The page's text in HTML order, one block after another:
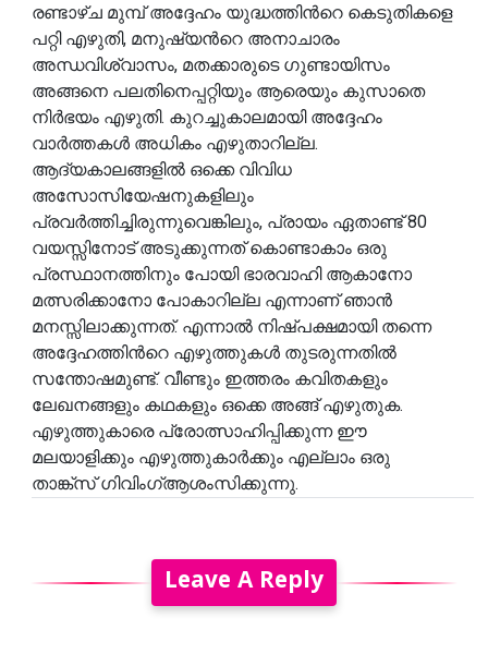
രണ്ടാഴ്ച മുമ്പ് അദ്ദേഹം യുദ്ധത്തിൻറെ കെടുതികളെ
പറ്റി എഴുതി, മനുഷ്യൻറെ അനാചാരം
അന്ധവിശ്വാസം, മതക്കാരുടെ ഗുണ്ടായിസം
അങ്ങനെ പലതിനെപ്പറ്റിയും ആരെയും കുസാതെ
നിർഭയം എഴുതി. കുറച്ചുകാലമായി അദ്ദേഹം
വാർത്തകൾ അധികം എഴുതാറില്ല.
ആദ്യകാലങ്ങളിൽ ഒക്കെ വിവിധ
അസോസിയേഷനുകളിലും
പ്രവർത്തിച്ചിരുന്നുവെങ്കിലും, പ്രായം ഏതാണ്ട് 80
വയസ്സിനോട് അടുക്കുന്നത് കൊണ്ടാകാം ഒരു
പ്രസ്ഥാനത്തിനും പോയി ഭാരവാഹി ആകാനോ
മത്സരിക്കാനോ പോകാറില്ല എന്നാണ് ഞാൻ
മനസ്സിലാക്കുന്നത്. എന്നാൽ നിഷ്പക്ഷമായി തന്നെ
അദ്ദേഹത്തിൻറെ എഴുത്തുകൾ തുടരുന്നതിൽ
സന്തോഷമുണ്ട്. വീണ്ടും ഇത്തരം കവിതകളും
ലേഖനങ്ങളും കഥകളും ഒക്കെ അങ്ങ് എഴുതുക.
എഴുത്തുകാരെ പ്രോത്സാഹിപ്പിക്കുന്ന ഈ
മലയാളിക്കും എഴുത്തുകാർക്കും എല്ലാം ഒരു
താങ്ക്സ് ഗിവിംഗ്ആശംസിക്കുന്നു.
Leave A Reply